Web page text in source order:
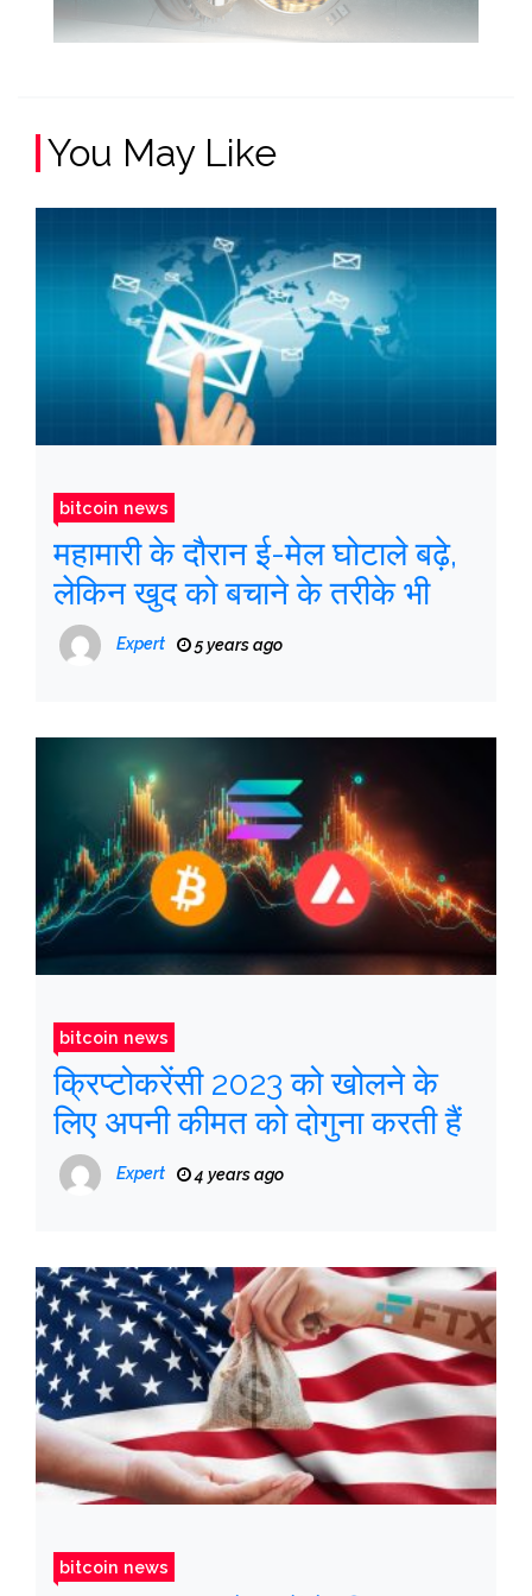
You May Like
bitcoin news
महामारी के दौरान ई-मेल घोटाले बढ़े,
लेकिन खुद को बचाने के तरीके भी
Expert 5 years ago
bitcoin news
क्रिप्टोकरेंसी 2023 को खोलने के
लिए अपनी कीमत को दोगुना करती हैं
Expert 4 years ago
bitcoin news